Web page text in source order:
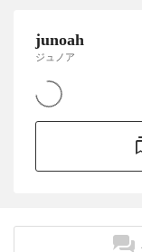
junoah
ジュノア